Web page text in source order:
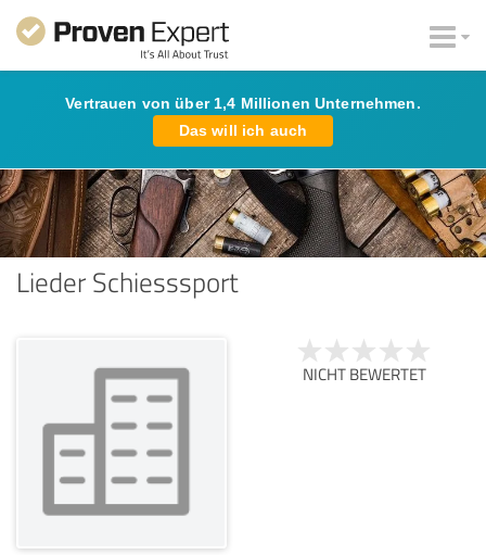
Vertrauen von über 1,4 Millionen Unternehmen.
Das will ich auch
Lieder Schiesssport
NICHT BEWERTET